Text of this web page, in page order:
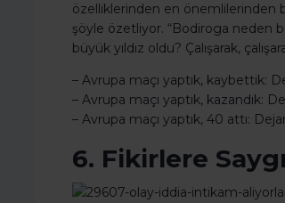
özelliklerinden en önemlilerinden
şöyle özetliyor. “Bodiroga neden
büyük yıldız oldu? Çalışarak,
– Avrupa maçı yaptık, kaybettik:
– Avrupa maçı yaptık, kazandık:
– Avrupa maçı yaptık, 40 attı:
6. Fikirlere